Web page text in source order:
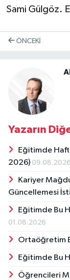
Sami Gülgöz.
ÖNCEKI
Yazarın
Eğitimde
2026) 09.08.2026
Kariyer
Güncellemesi
Eğitimde Bu
01.08.2026
Ortaöğretim
Eğitimde Bu
Öğrencileri